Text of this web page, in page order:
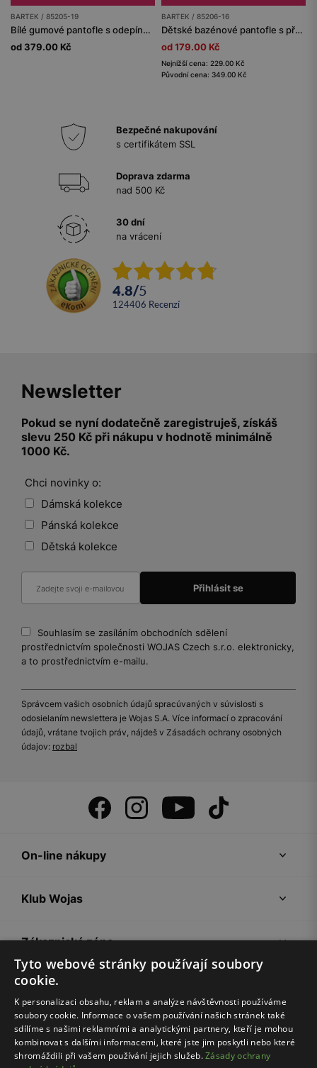
BARTEK / 85205-19
Bílé gumové pantofle s odepínacími ozdobami
od 379.00 Kč
BARTEK / 85206-16
Dětské bazénové pantofle s přechodem barev námořnická modrá-béžová BARTEK 85206-16
od 179.00 Kč
Nejnižší cena: 229.00 Kč
Původní cena: 349.00 Kč
Bezpečné nakupování
s certifikátem SSL
Doprava zdarma
nad 500 Kč
30 dní
na vrácení
4.8/5
124406 recenzí
Newsletter
Pokud se nyní dodatečně zaregistruješ, získáš
slevu 250 Kč při nákupu v hodnotě minimálně
1000 Kč.
Chci novinky o:
Dámská kolekce
Pánská kolekce
Dětská kolekce
Souhlasím se zasíláním obchodních sdělení
prostřednictvím společnosti WOJAS Czech s.r.o. elektronicky,
a to prostřednictvím e-mailu.
Správcem vašich osobních údajů spracúvaných v súvislosti s
odosielaním newslettera je Wojas S.A. Více informací o zpracování
údajů, vrátane tvojich práv, nájdeš v Zásadách ochrany osobných
údajov: rozbal
On-line nákupy
Klub Wojas
Zákaznická zóna
Společnost Wojas
Rady
Tyto webové stránky používají soubory
cookie.
K personalizaci obsahu, reklam a analýze návštěvnosti používáme
soubory cookie. Informace o vašem používání našich stránek také
sdílíme s našimi reklamními a analytickými partnery, kteří je mohou
kombinovat s dalšími informacemi, které jste jim poskytli nebo které
shromáždili při vašem používání jejich služeb.Zásady ochrany